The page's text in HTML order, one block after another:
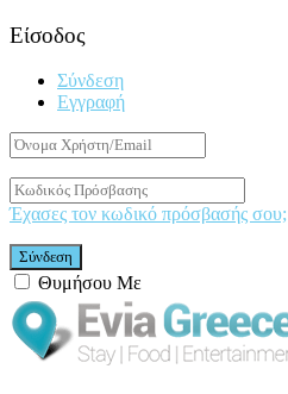
Είσοδος
Σύνδεση
Εγγραφή
Έχασες τον κωδικό πρόσβασής σου;
Θυμήσου Με